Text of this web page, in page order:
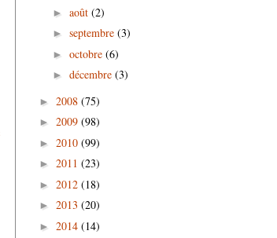
► août (2)
► septembre (3)
► octobre (6)
► décembre (3)
► 2008 (75)
► 2009 (98)
► 2010 (99)
► 2011 (23)
► 2012 (18)
► 2013 (20)
► 2014 (14)